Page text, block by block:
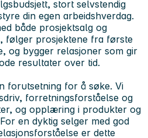
stort selvstendig
din egen arbeidshverdag.
både prosjektsalg og
følger prosjektene fra første
og bygger relasjoner som gir
resultater over tid.
forutsetning for å søke. Vi
forretningsforståelse og
og opplæring i produkter og
en dyktig selger med god
er dette